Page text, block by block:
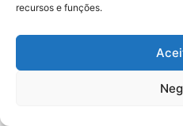
recursos e funções.
antes das eleições